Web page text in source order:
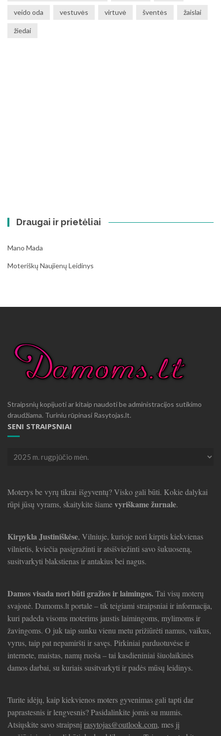
veido oda vestuvės virtuvė šventės žaislai
žiedai
Draugai ir prietėliai
Mano Mada
Moteriškų Naujienų Leidinys
Straipsnių kopijuoti ar kitaip naudoti be administracijos sutikimo
draudžiama. Turiniu rūpinasi Rasytojas.lt.
SENI STRAIPSNIAI
Seni
Moterys be vyrų tikrai išgyventų? Visko gali būti. Kokie dalykai
rūpi jūsų vyrams, skaitykite šiamevyriškame žurnale.
Kirpykla Justiniškėse, Vilniuje, kurioje nori kirptis kiekvienas
vilnietis, kviečia pasigražinti ir atsišviežinti savo šukuoseną,
susitvarkyti blakstienas ir antakius bei nagus.
Damos visada nori būti gražios ir laimingos.Tai visų moterų
svajonė. Damoms.lt portale – tik teigiami straipsniai ir informacija,
kuri padeda visoms moterims jaustis laimingoms, mylimoms ir
žavingoms. O juk taip sunku vienu metu prižiūrėti namus, vaikus,
vyrus, taip pat nepamiršti ir savęs. Pirkiniai parduotuvėse ir
internete, maistas, namų ruoša – tai kasdieniniai šiuolaikinės
damos darbai, su kuriais susitvarkyti ir padės mūsų leidinys.
Turite idėjų, kaip kiekvienos moters gyvenimas gali tapti dar
paprastesnis ir lengvesnis? Pasidalinkite jomis su mumis.
Atsiųskite savo straipsnį rasytojas@outlook.com, mes jį